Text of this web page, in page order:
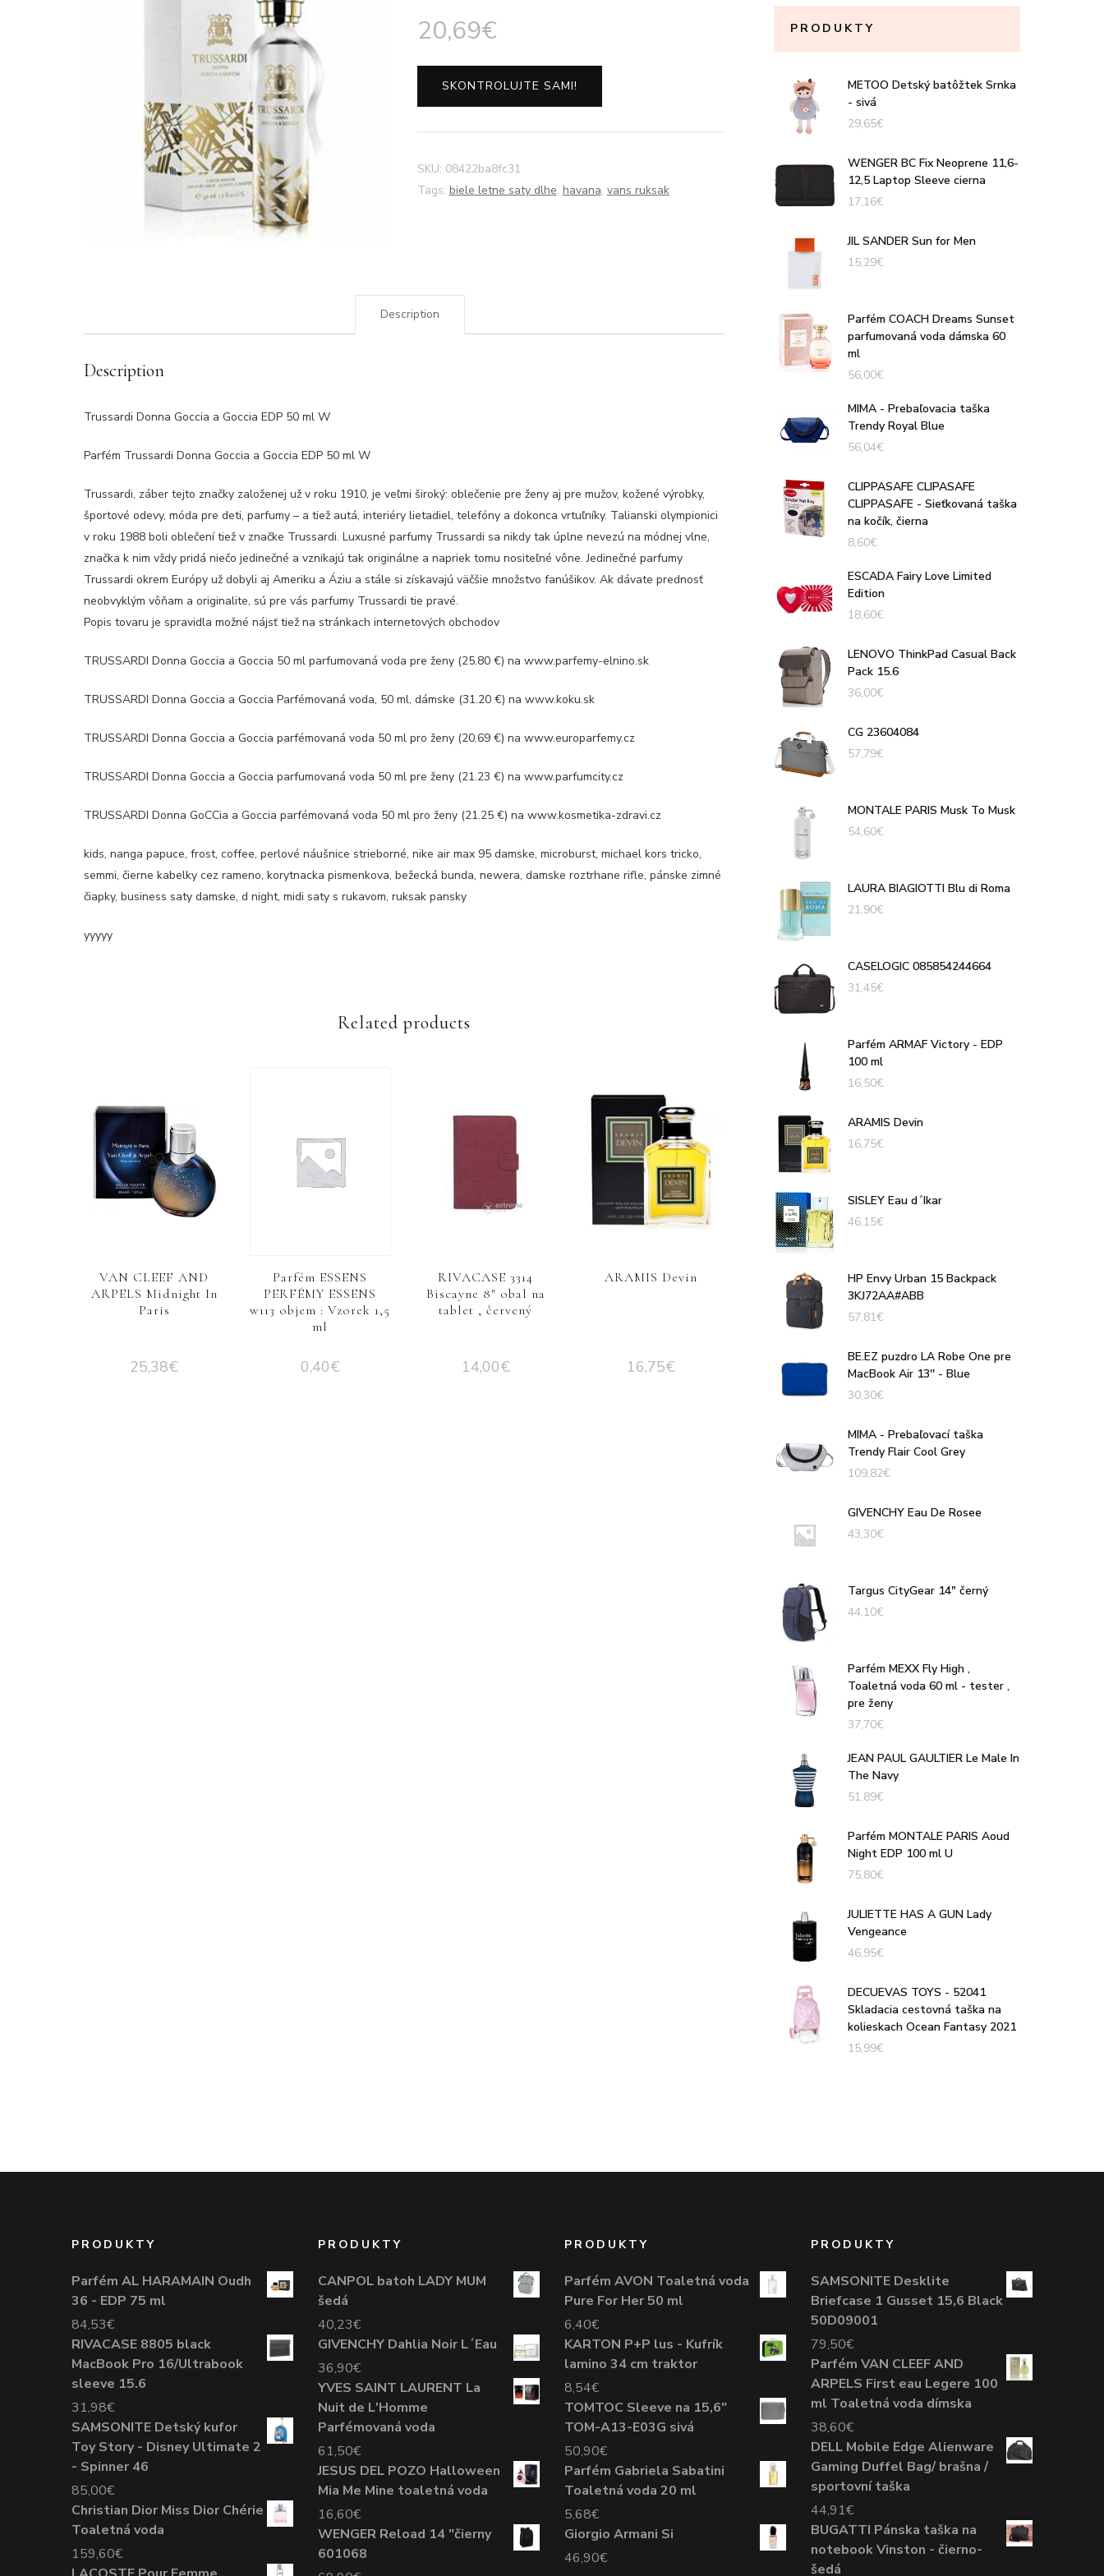
20,69€
SKONTROLUJTE SAMI!
SKU: 08422ba8fc31
Tags: biele letne saty dlhe, havana, vans ruksak
Description
Description
Trussardi Donna Goccia a Goccia EDP 50 ml W
Parfém Trussardi Donna Goccia a Goccia EDP 50 ml W
Trussardi, záber tejto značky založenej už v roku 1910, je veľmi široký: oblečenie pre ženy aj pre mužov, kožené výrobky,
športové odevy, móda pre deti, parfumy – a tiež autá, interiéry lietadiel, telefóny a dokonca vrtuľníky. Talianski olympionici
v roku 1988 boli oblečení tiež v značke Trussardi. Luxusné parfumy Trussardi sa nikdy tak úplne nevezú na módnej vlne,
značka k nim vždy pridá niečo jedinečné a vznikajú tak originálne a napriek tomu nositeľné vône. Jedinečné parfumy
Trussardi okrem Európy už dobyli aj Ameriku a Áziu a stále si získavajú väčšie množstvo fanúšikov. Ak dávate prednosť
neobvyklým vôňam a originalite, sú pre vás parfumy Trussardi tie pravé.
Popis tovaru je spravidla možné nájsť tiež na stránkach internetových obchodov
TRUSSARDI Donna Goccia a Goccia 50 ml parfumovaná voda pre ženy (25.80 €) na www.parfemy-elnino.sk
TRUSSARDI Donna Goccia a Goccia Parfémovaná voda, 50 ml, dámske (31.20 €) na www.koku.sk
TRUSSARDI Donna Goccia a Goccia parfémovaná voda 50 ml pro ženy (20.69 €) na www.europarfemy.cz
TRUSSARDI Donna Goccia a Goccia parfumovaná voda 50 ml pre ženy (21.23 €) na www.parfumcity.cz
TRUSSARDI Donna GoCCia a Goccia parfémovaná voda 50 ml pro ženy (21.25 €) na www.kosmetika-zdravi.cz
kids, nanga papuce, frost, coffee, perlové náušnice strieborné, nike air max 95 damske, microburst, michael kors tricko,
semmi, čierne kabelky cez rameno, korytnacka pismenkova, bežecká bunda, newera, damske roztrhane rifle, pánske zimné
čiapky, business saty damske, d night, midi saty s rukavom, ruksak pansky
yyyyy
Related products
VAN CLEEF AND
ARPELS Midnight In
Paris
25,38€
Parfém ESSENS
PERFÉMY ESSENS
w113 objem : Vzorek 1,5
ml
0,40€
RIVACASE 3314
Biscayne 8″ obal na
tablet , červený
14,00€
ARAMIS Devin
16,75€
PRODUKTY
METOO Detský batôžtek Srnka
- sivá
29,65€
WENGER BC Fix Neoprene 11,6-
12,5 Laptop Sleeve cierna
17,16€
JIL SANDER Sun for Men
15,29€
Parfém COACH Dreams Sunset
parfumovaná voda dámska 60
ml
56,00€
MIMA - Prebaľovacia taška
Trendy Royal Blue
56,04€
CLIPPASAFE CLIPASAFE
CLIPPASAFE - Sieťkovaná taška
na kočík, čierna
8,60€
ESCADA Fairy Love Limited
Edition
18,60€
LENOVO ThinkPad Casual Back
Pack 15.6
36,00€
CG 23604084
57,79€
MONTALE PARIS Musk To Musk
54,60€
LAURA BIAGIOTTI Blu di Roma
21,90€
CASELOGIC 085854244664
31,45€
Parfém ARMAF Victory - EDP
100 ml
16,50€
ARAMIS Devin
16,75€
SISLEY Eau d´Ikar
46,15€
HP Envy Urban 15 Backpack
3KJ72AA#ABB
57,81€
BE.EZ puzdro LA Robe One pre
MacBook Air 13'' - Blue
30,30€
MIMA - Prebaľovací taška
Trendy Flair Cool Grey
109,82€
GIVENCHY Eau De Rosee
43,30€
Targus CityGear 14" černý
44,10€
Parfém MEXX Fly High ,
Toaletná voda 60 ml - tester ,
pre ženy
37,70€
JEAN PAUL GAULTIER Le Male In
The Navy
51,89€
Parfém MONTALE PARIS Aoud
Night EDP 100 ml U
75,80€
JULIETTE HAS A GUN Lady
Vengeance
46,95€
DECUEVAS TOYS - 52041
Skladacia cestovná taška na
kolieskach Ocean Fantasy 2021
15,99€
PRODUKTY
Parfém AL HARAMAIN Oudh
36 - EDP 75 ml
84,53€
RIVACASE 8805 black
MacBook Pro 16/Ultrabook
sleeve 15.6
31,98€
SAMSONITE Detský kufor
Toy Story - Disney Ultimate 2
- Spinner 46
85,00€
Christian Dior Miss Dior Chérie
Toaletná voda
159,60€
PRODUKTY
CANPOL batoh LADY MUM
šedá
40,23€
GIVENCHY Dahlia Noir L´Eau
36,90€
YVES SAINT LAURENT La
Nuit de L'Homme
Parfémovaná voda
61,50€
JESUS DEL POZO Halloween
Mia Me Mine toaletná voda
16,60€
WENGER Reload 14 "čierny
601068
PRODUKTY
Parfém AVON Toaletná voda
Pure For Her 50 ml
6,40€
KARTON P+P lus - Kufrík
lamino 34 cm traktor
8,54€
TOMTOC Sleeve na 15,6"
TOM-A13-E03G sivá
50,90€
Parfém Gabriela Sabatini
Toaletná voda 20 ml
5,68€
Giorgio Armani Si
46,90€
PRODUKTY
SAMSONITE Desklite
Briefcase 1 Gusset 15,6 Black
50D09001
79,50€
Parfém VAN CLEEF AND
ARPELS First eau Legere 100
ml Toaletná voda dímska
38,60€
DELL Mobile Edge Alienware
Gaming Duffel Bag/ brašna /
sportovní taška
44,91€
BUGATTI Pánska taška na
notebook Vinston - čierno-
šedá